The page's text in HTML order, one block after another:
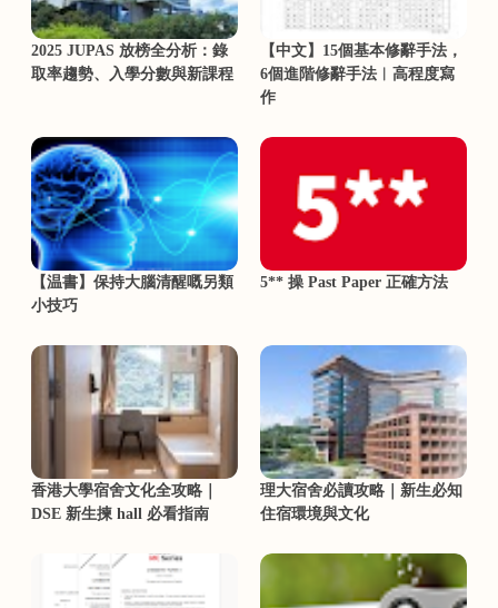
2025 JUPAS 放榜全分析：錄
取率趨勢、入學分數與新課程
【中文】15個基本修辭手法，
6個進階修辭手法︳高程度寫
作
【温書】保持大腦清醒嘅另類
小技巧
5** 操 Past Paper 正確方法
香港大學宿舍文化全攻略｜
DSE 新生揀 hall 必看指南
理大宿舍必讀攻略｜新生必知
住宿環境與文化